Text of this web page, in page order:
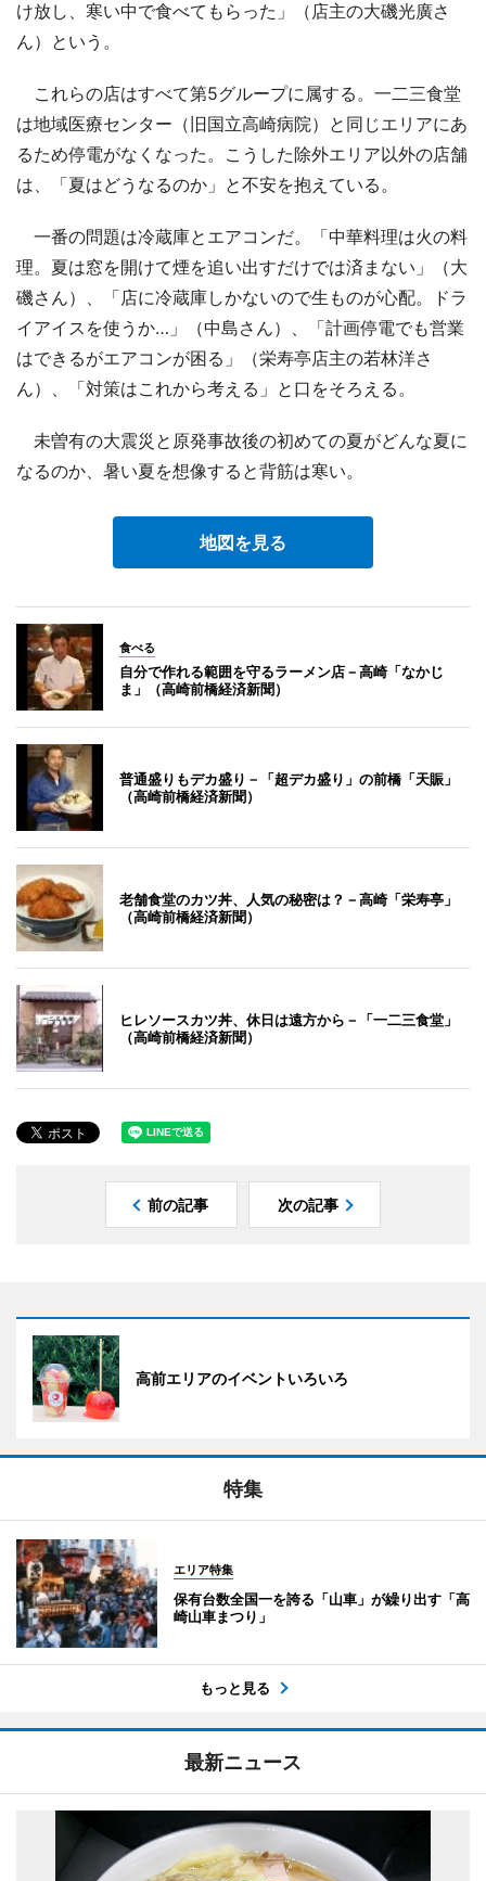
け放し、寒い中で食べてもらった」（店主の大磯光廣さ
ん）という。
これらの店はすべて第5グループに属する。一二三食堂
は地域医療センター（旧国立高崎病院）と同じエリアにあ
るため停電がなくなった。こうした除外エリア以外の店舗
は、「夏はどうなるのか」と不安を抱えている。
一番の問題は冷蔵庫とエアコンだ。「中華料理は火の料
理。夏は窓を開けて煙を追い出すだけでは済まない」（大
磯さん）、「店に冷蔵庫しかないので生ものが心配。ドラ
イアイスを使うか…」（中島さん）、「計画停電でも営業
はできるがエアコンが困る」（栄寿亭店主の若林洋さ
ん）、「対策はこれから考える」と口をそろえる。
未曽有の大震災と原発事故後の初めての夏がどんな夏に
なるのか、暑い夏を想像すると背筋は寒い。
地図を見る
食べる
自分で作れる範囲を守るラーメン店－高崎「なかじ
ま」（高崎前橋経済新聞）
普通盛りもデカ盛り－「超デカ盛り」の前橋「天賑」
（高崎前橋経済新聞）
老舗食堂のカツ丼、人気の秘密は？－高崎「栄寿亭」
（高崎前橋経済新聞）
ヒレソースカツ丼、休日は遠方から－「一二三食堂」
（高崎前橋経済新聞）
前の記事 次の記事
高前エリアのイベントいろいろ
特集
エリア特集
保有台数全国一を誇る「山車」が繰り出す「高
崎山車まつり」
もっと見る
最新ニュース